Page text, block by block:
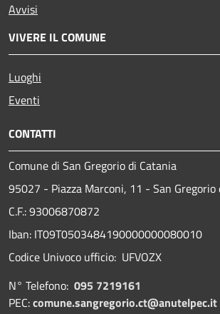
Avvisi
VIVERE IL COMUNE
Luoghi
Eventi
CONTATTI
Comune di San Gregorio di Catania
95027 - Piazza Marconi, 11 - San Gregorio
C.F.: 93006870872
Iban: IT09T0503484190000000080010
Codice Univoco ufficio: UFVOZX
N° Telefono: 095 7219161
PEC:comune.sangregorio.ct@anutelpec.it